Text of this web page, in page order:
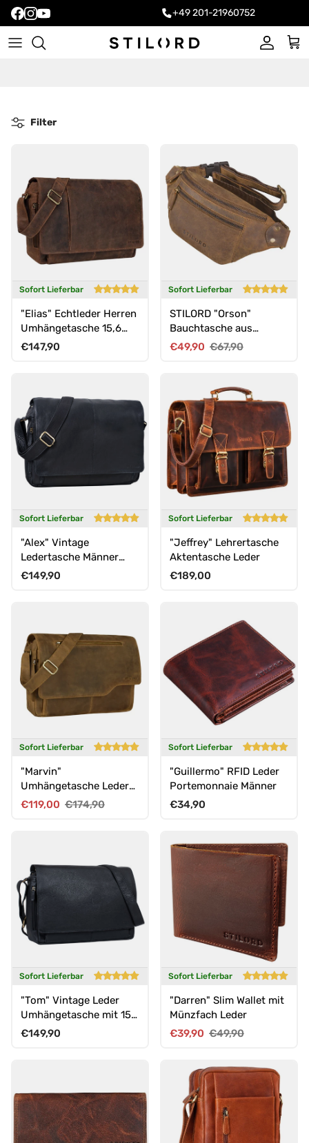
+49 201-21960752
Konto
Filter
Sofort Lieferbar
"Elias" Echtleder Herren
Umhängetasche 15,6
Zoll Businesstasche
Normaler Preis
€147,90
Sofort Lieferbar
STILORD "Orson"
Bauchtasche aus
echtem Leder für Damen
Verkaufspreis
€49,90 Normaler Preis
€67,90
Sofort Lieferbar
"Alex" Vintage
Ledertasche Männer
Frauen Businesstasche
Normaler Preis
€149,90
Sofort Lieferbar
"Jeffrey" Lehrertasche
Aktentasche Leder
Normaler Preis
€189,00
Sofort Lieferbar
"Marvin"
Umhängetasche Leder
Groß 15.6 Zoll
Verkaufspreis
€119,00 Normaler Preis
€174,90
Sofort Lieferbar
"Guillermo" RFID Leder
Portemonnaie Männer
Normaler Preis
€34,90
Sofort Lieferbar
"Tom" Vintage Leder
Umhängetasche mit 15
Zoll Laptopfach für
Normaler Preis
€149,90
Sofort Lieferbar
"Darren" Slim Wallet mit
Münzfach Leder
Verkaufspreis
€39,90 Normaler Preis
€49,90